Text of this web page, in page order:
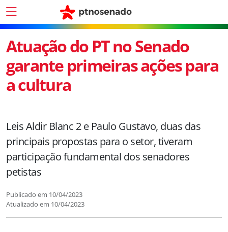
Atuação do PT no Senado
garante primeiras ações para
a cultura
Leis Aldir Blanc 2 e Paulo Gustavo, duas das
principais propostas para o setor, tiveram
participação fundamental dos senadores
petistas
Publicado em 10/04/2023
Atualizado em 10/04/2023